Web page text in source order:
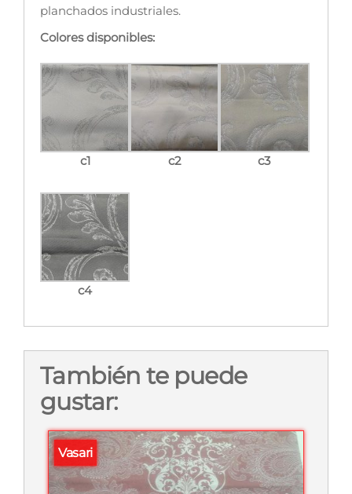
planchados industriales.
Colores disponibles:
c1 c2 c3
c4
También te puede
gustar:
Vasari